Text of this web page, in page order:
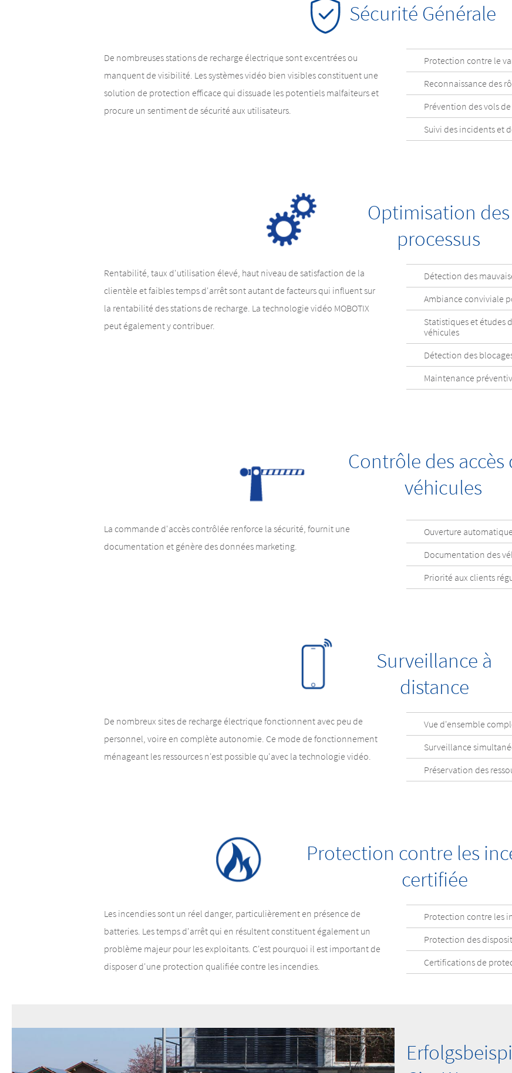
Sécurité Générale
De nombreuses stations de recharge électrique sont excentrées ou
manquent de visibilité. Les systèmes vidéo bien visibles constituent une
solution de protection efficace qui dissuade les potentiels malfaiteurs et
procure un sentiment de sécurité aux utilisateurs.
Protection contre le
Reconnaissance des
Prévention des vols
Suivi des incidents et
Optimisation des
processus
Rentabilité, taux d'utilisation élevé, haut niveau de satisfaction de la
clientèle et faibles temps d'arrêt sont autant de facteurs qui influent sur
la rentabilité des stations de recharge. La technologie vidéo MOBOTIX
peut également y contribuer.
Détection des
Ambiance conviviale
Statistiques et études
véhicules
Détection des
Maintenance
Contrôle des accès
véhicules
La commande d'accès contrôlée renforce la sécurité, fournit une
documentation et génère des données marketing.
Ouverture
Documentation des
Priorité aux clients
Surveillance à
distance
De nombreux sites de recharge électrique fonctionnent avec peu de
personnel, voire en complète autonomie. Ce mode de fonctionnement
ménageant les ressources n'est possible qu'avec la technologie vidéo.
Vue d'ensemble
Surveillance
Préservation des
Protection contre les
certifiée
Les incendies sont un réel danger, particulièrement en présence de
batteries. Les temps d'arrêt qui en résultent constituent également un
problème majeur pour les exploitants. C'est pourquoi il est important de
disposer d'une protection qualifiée contre les incendies.
Protection contre les
Protection des
Certifications de